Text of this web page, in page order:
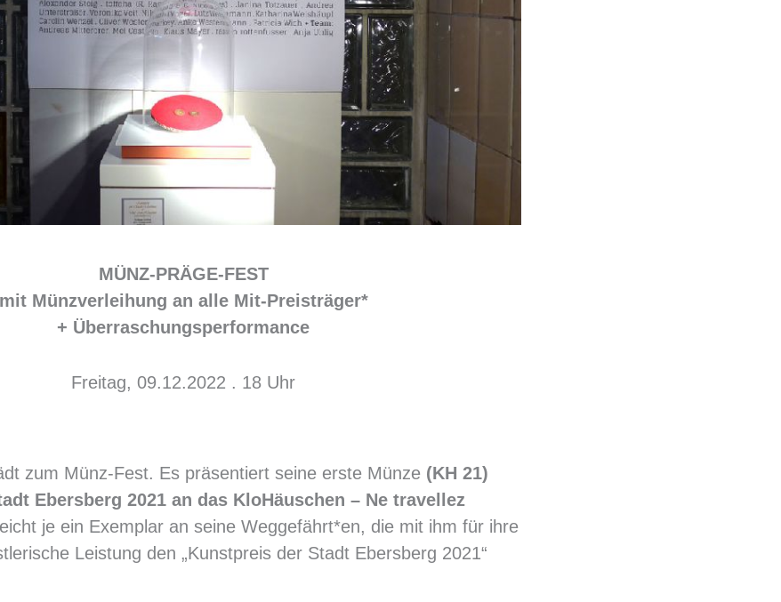
MÜNZ-PRÄGE-FEST
mit Münzverleihung an alle Mit-Preisträger*
+ Überraschungsperformance
Freitag, 09.12.2022 . 18 Uhr
zum Münz-Fest. Es präsentiert seine erste Münze (KH 21)
Ebersberg 2021 an das KloHäuschen – Ne travellez
je ein Exemplar an seine Weggefährt*en, die mit ihm für ihre
Leistung den „Kunstpreis der Stadt Ebersberg 2021“